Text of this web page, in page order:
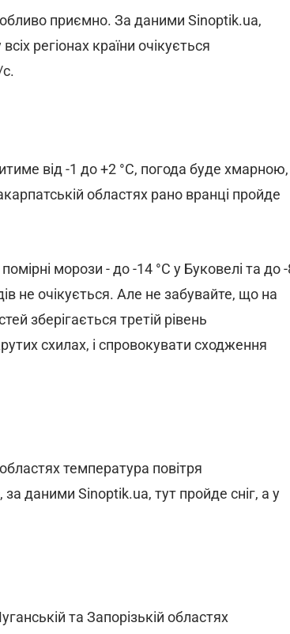
приємно. За даними Sinoptik.ua,
регіонах країни очікується
від -1 до +2 °С, погода буде хмарною,
областях рано вранці пройде
морози - до -14 °С у Буковелі та до -
не очікується. Але не забувайте, що на
зберігається третій рівень
схилах, і спровокувати сходження
температура повітря
за даними Sinoptik.ua, тут пройде сніг, а у
та Запорізькій областях